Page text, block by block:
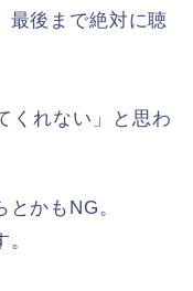
最後まで絶対に聴
くれない」と思わ
かもNG。